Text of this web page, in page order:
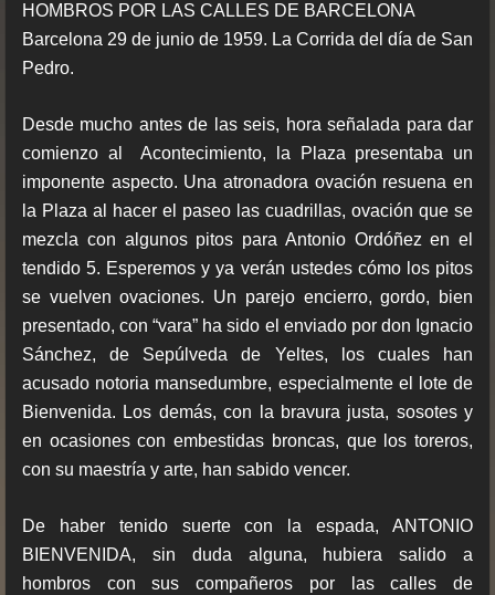
HOMBROS POR LAS CALLES DE BARCELONA
Barcelona 29 de junio de 1959. La Corrida del día de San
Pedro.
Desde mucho antes de las seis, hora señalada para dar
comienzo al Acontecimiento, la Plaza presentaba un
imponente aspecto. Una atronadora ovación resuena en
la Plaza al hacer el paseo las cuadrillas, ovación que se
mezcla con algunos pitos para Antonio Ordóñez en el
tendido 5. Esperemos y ya verán ustedes cómo los pitos
se vuelven ovaciones. Un parejo encierro, gordo, bien
presentado, con “vara” ha sido el enviado por don Ignacio
Sánchez, de Sepúlveda de Yeltes, los cuales han
acusado notoria mansedumbre, especialmente el lote de
Bienvenida. Los demás, con la bravura justa, sosotes y
en ocasiones con embestidas broncas, que los toreros,
con su maestría y arte, han sabido vencer.
De haber tenido suerte con la espada, ANTONIO
BIENVENIDA, sin duda alguna, hubiera salido a
hombros con sus compañeros por las calles de